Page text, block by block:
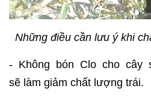
Những điều cần lưu ý khi
- Không bón Clo cho cây
sẽ làm giảm chất lượng trái.